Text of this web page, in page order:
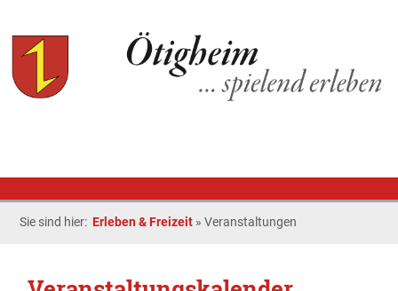
Sie sind hier: Erleben & Freizeit »Veranstaltungen